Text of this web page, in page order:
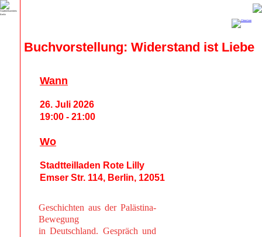
Buchvorstellung: Widerstand ist Liebe
Geschichten aus der Palästina-
Bewegung
in Deutschland. Gespräch und
Wann
26. Juli 2026
19:00 - 21:00
Wo
Stadtteilladen Rote Lilly
Emser Str. 114, Berlin, 12051